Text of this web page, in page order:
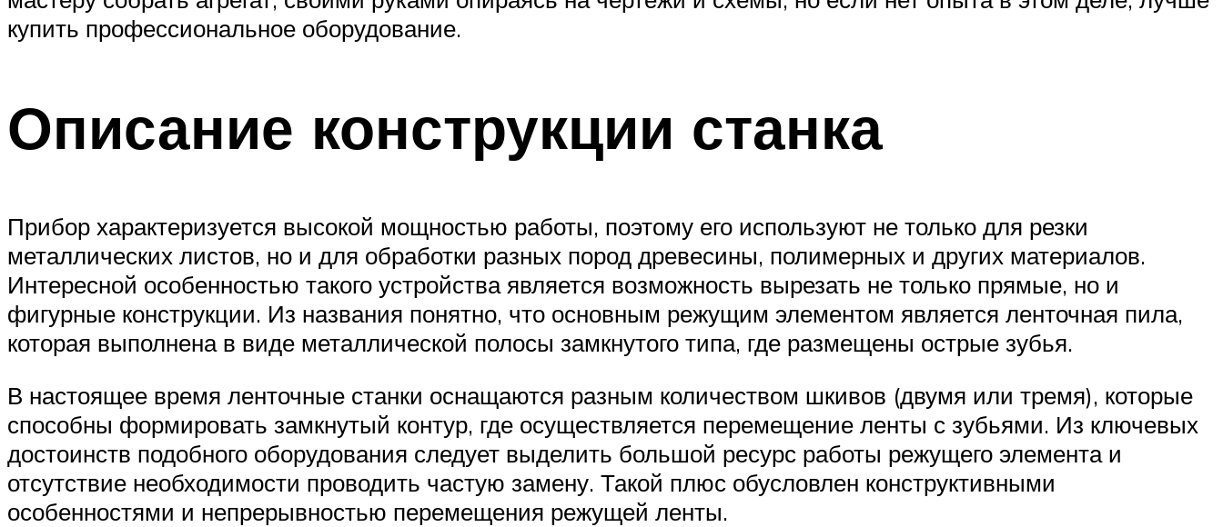
купить профессиональное оборудование.
Описание конструкции станка
Прибор характеризуется высокой мощностью работы, поэтому его используют не только для резки
металлических листов, но и для обработки разных пород древесины, полимерных и других материалов.
Интересной особенностью такого устройства является возможность вырезать не только прямые, но и
фигурные конструкции. Из названия понятно, что основным режущим элементом является ленточная пила,
которая выполнена в виде металлической полосы замкнутого типа, где размещены острые зубья.
В настоящее время ленточные станки оснащаются разным количеством шкивов (двумя или тремя), которые
способны формировать замкнутый контур, где осуществляется перемещение ленты с зубьями. Из ключевых
достоинств подобного оборудования следует выделить большой ресурс работы режущего элемента и
отсутствие необходимости проводить частую замену. Такой плюс обусловлен конструктивными
особенностями и непрерывностью перемещения режущей ленты.